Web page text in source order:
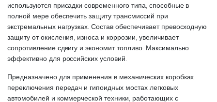
используются присадки современного типа, способные в
полной мере обеспечить защиту трансмиссий при
экстремальных нагрузках. Состав обеспечивает превосходную
защиту от окисления, износа и коррозии, увеличивает
сопротивление сдвигу и экономит топливо. Максимально
эффективно для российских условий.
Предназначено для применения в механических коробках
переключения передач и гипоидных мостах легковых
автомобилей и коммерческой техники, работающих с